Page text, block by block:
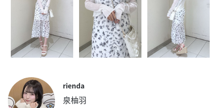
rienda
泉柚羽